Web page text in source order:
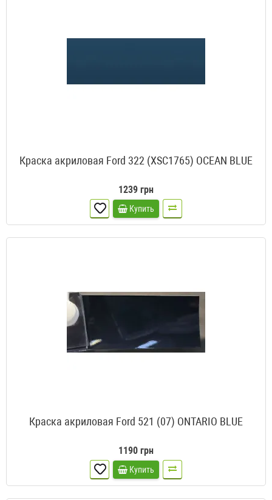
Краска акриловая Ford 322 (XSC1765) OCEAN BLUE
1239 грн
Купить
Краска акриловая Ford 521 (07) ONTARIO BLUE
1190 грн
Купить